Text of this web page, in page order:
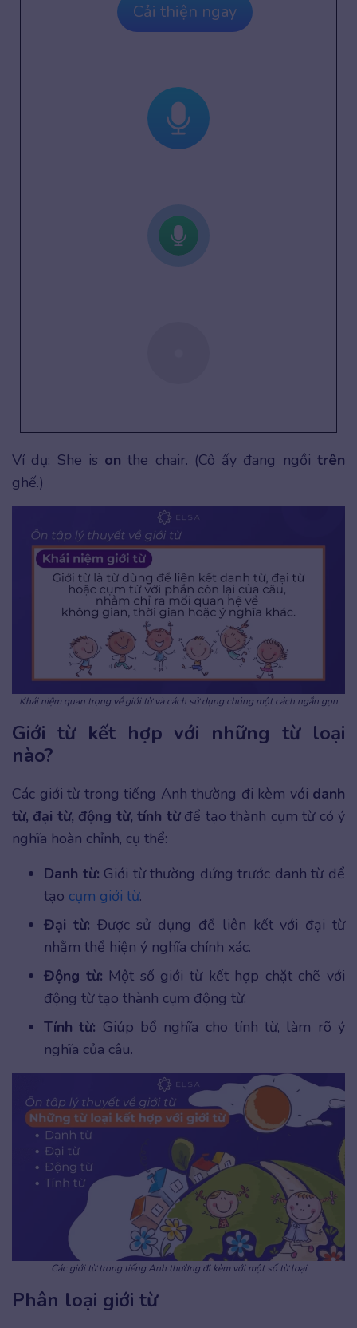
Cải thiện ngay
Ví dụ: She is on the chair. (Cô ấy đang ngồitrên
ghế.)
Khái niệm quan trọng về giới từ và cách sử dụng chúng một cách ngắn gọn
Giới từ kết hợp với những từ loại
nào?
Các giới từ trong tiếng Anh thường đi kèm với danh
từ, đại từ, động từ, tính từđể tạo thành cụm từ có ý
nghĩa hoàn chỉnh, cụ thể:
Danh từ: Giới từ thường đứng trước danh từ để
tạo cụm giới từ.
Đại từ: Được sử dụng để liên kết với đại từ
nhằm thể hiện ý nghĩa chính xác.
Động từ: Một số giới từ kết hợp chặt chẽ với
động từ tạo thành cụm động từ.
Tính từ: Giúp bổ nghĩa cho tính từ, làm rõ ý
nghĩa của câu.
Các giới từ trong tiếng Anh thường đi kèm với một số từ loại
Phân loại giới từ